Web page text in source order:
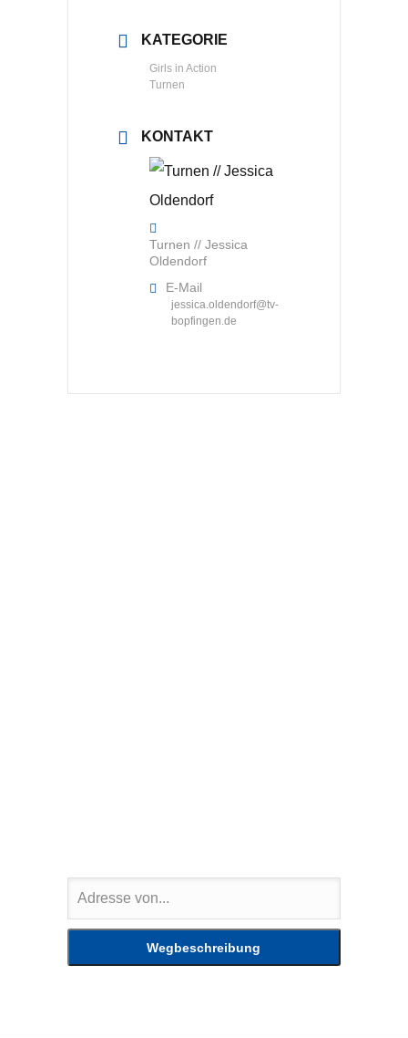
KATEGORIE
Girls in Action
Turnen
KONTAKT
Turnen // Jessica
Oldendorf
E-Mail
jessica.oldendorf@tv-
bopfingen.de